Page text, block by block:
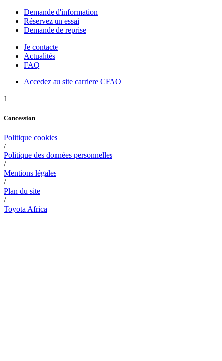
Demande d'information
Réservez un essai
Demande de reprise
Je contacte
Actualités
FAQ
Accedez au site carriere CFAO
1
Concession
Politique cookies
/
Politique des données personnelles
/
Mentions légales
/
Plan du site
/
Toyota Africa